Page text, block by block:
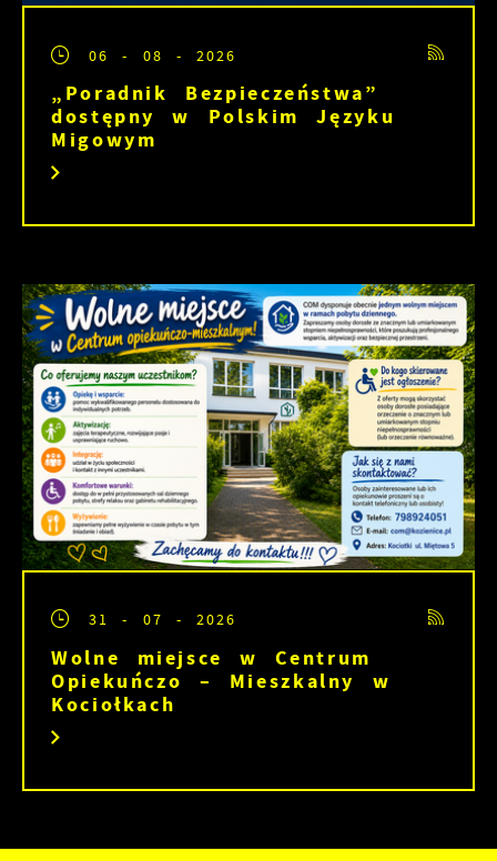
06 - 08 - 2026
„Poradnik Bezpieczeństwa”
dostępny w Polskim Języku
Migowym
31 - 07 - 2026
Wolne miejsce w Centrum
Opiekuńczo – Mieszkalny w
Kociołkach